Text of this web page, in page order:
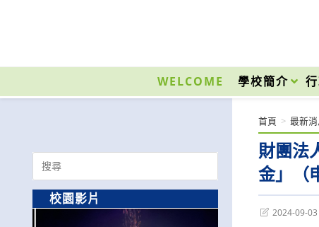
內
WELCOME 學校簡介
財團法
金」（
首頁 > 最新
Post2024-09-03
Search
for:
校園影片